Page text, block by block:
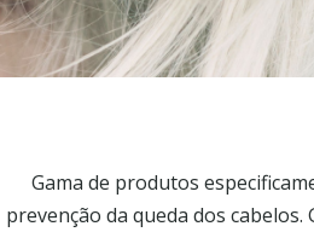
Gama de produtos
prevenção da queda dos cabelos.